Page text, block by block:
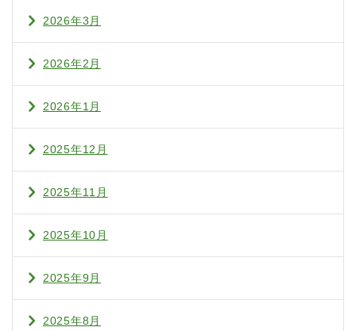
2026年3月
2026年2月
2026年1月
2025年12月
2025年11月
2025年10月
2025年9月
2025年8月